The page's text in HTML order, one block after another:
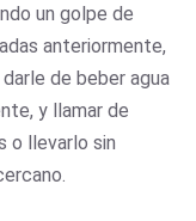
un golpe de
anteriormente,
de beber agua
y llamar de
o llevarlo sin